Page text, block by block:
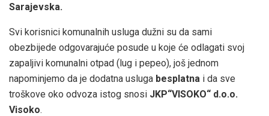
Sarajevska.
Svi korisnici komunalnih usluga dužni su da sami
obezbijede odgovarajuće posude u koje će odlagati svoj
zapaljivi komunalni otpad (lug i pepeo), još jednom
napominjemo da je dodatna usluga besplatna i da sve
troškove oko odvoza istog snosi JKP“VISOKO“ d.o.o.
Visoko.